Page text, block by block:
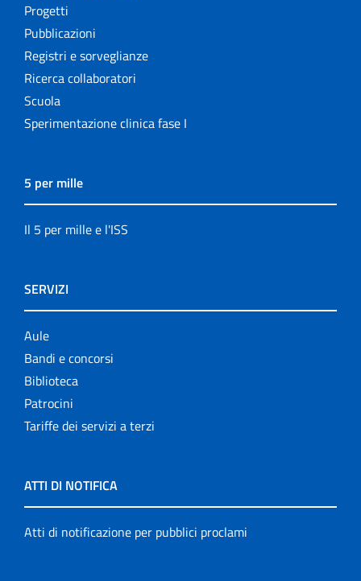
Progetti
Pubblicazioni
Registri e sorveglianze
Ricerca collaboratori
Scuola
Sperimentazione clinica fase I
5 per mille
Il 5 per mille e l'ISS
SERVIZI
Aule
Bandi e concorsi
Biblioteca
Patrocini
Tariffe dei servizi a terzi
ATTI DI NOTIFICA
Atti di notificazione per pubblici proclami